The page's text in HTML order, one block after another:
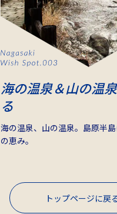
海の温泉＆山の温
る
海の温泉、山の温泉。島原半
の恵み。
トップページに戻